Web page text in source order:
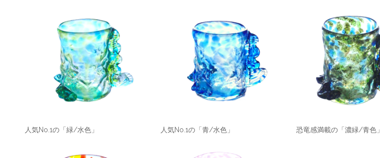
人気No.1の「緑/水色」 人気No.1の「青/水色」 恐竜感満載の「濃緑/青色」